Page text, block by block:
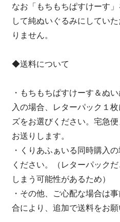
なお「もちもちぱすけーす
して純ぬいぐるみにしてい
りません。
◆送料について
・もちもちぱすけーす＆ぬ
入の場合、レターパック１
ズをお選びください。宅急
お送りします。
・くりあふぁいる同時購入
ください。（レターパック
しまう可能性があるため）
・その他、ご心配な場合は
合により、追加で送料をお願